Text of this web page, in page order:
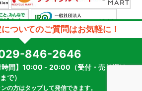
轄：茨城県公安委員会許可
号／取得者名：有限会社べルージュ
可番号：401160000024
© kanteikyoku.jp allrights reseved.
ついてのご質問はお気軽に！
846-2646
時間】10:00 - 20:00（受付・売り場は
で）
の方はタップして発信できます。